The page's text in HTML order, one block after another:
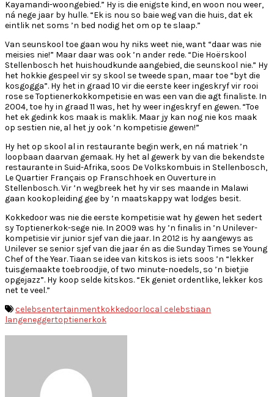
Kayamandi-woongebied.” Hy is die enigste kind, en woon nou weer,
ná nege jaar by hulle. “Ek is nou so baie weg van die huis, dat ek
eintlik net soms ’n bed nodig het om op te slaap.”
Van seunskool toe gaan wou hy niks weet nie, want “daar was nie
meisies nie!” Maar daar was ook ’n ander rede. “Die Hoërskool
Stellenbosch het huishoudkunde aangebied, die seunskool nie.” Hy
het hokkie gespeel vir sy skool se tweede span, maar toe “byt die
kosgogga”. Hy het in graad 10 vir die eerste keer ingeskryf vir rooi
rose se Toptienerkokkompetisie en was een van die agt finaliste. In
2004, toe hy in graad 11 was, het hy weer ingeskryf en gewen. “Toe
het ek gedink kos maak is maklik. Maar jy kan nog nie kos maak
op sestien nie, al het jy ook ’n kompetisie gewen!”
Hy het op skool al in restaurante begin werk, en ná matriek ’n
loopbaan daarvan gemaak. Hy het al gewerk by van die bekendste
restaurante in Suid-Afrika, soos De Volkskombuis in Stellenbosch,
Le Quartier Français op Franschhoek en Ouverture in
Stellenbosch. Vir ’n wegbreek het hy vir ses maande in Malawi
gaan kookopleiding gee by ’n maatskappy wat lodges besit.
Kokkedoor was nie die eerste kompetisie wat hy gewen het sedert
sy Toptienerkok-sege nie. In 2009 was hy ’n finalis in ’n Unilever-
kompetisie vir junior sjef van die jaar. In 2012 is hy aangewys as
Unilever se senior sjef van die jaar én as die Sunday Times se Young
Chef of the Year. Tiaan se idee van kitskos is iets soos ’n “lekker
tuisgemaakte toebroodjie, of two minute-noedels, so ’n bietjie
opgejazz”. Hy koop selde kitskos. “Ek geniet ordentlike, lekker kos
net te veel.”
celebsentertainmentkokkedoorlocal celebstiaan
langeneggertoptienerkok